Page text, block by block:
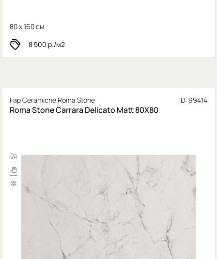
80 x 160 см
8 500 р./м2
Fap Ceramiche Roma Stone ID: 99414
Roma Stone Carrara Delicato Matt 80X80